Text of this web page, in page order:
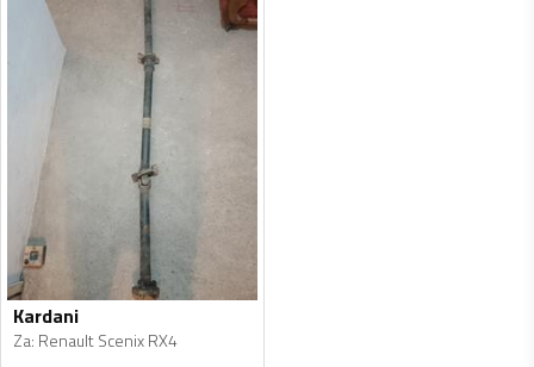
Kardani
Za: Renault Scenix RX4